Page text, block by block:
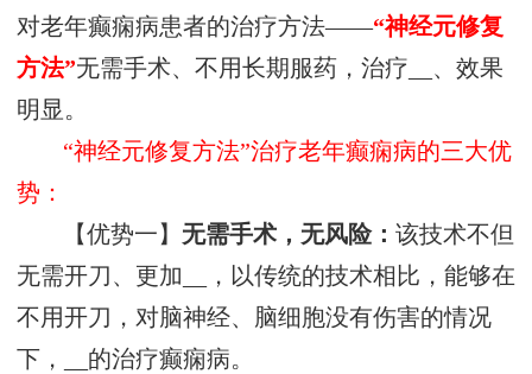
对老年癫痫病患者的治疗方法——“神经元修复
方法”无需手术、不用长期服药，治疗__、效果
明显。
“神经元修复方法”治疗老年癫痫病的三大优
势：
【优势一】 无需手术，无风险：该技术不但
无需开刀、更加__，以传统的技术相比，能够在
不用开刀，对脑神经、脑细胞没有伤害的情况
下，__的治疗癫痫病。